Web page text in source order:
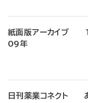
紙面版アーカイブ
09年
日刊薬業コネクト